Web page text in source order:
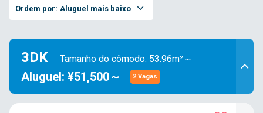
Ordem por: Aluguel mais baixo
3DK Tamanho do cômodo: 53.96m²～
Aluguel: ¥51,500～ 2 Vagas